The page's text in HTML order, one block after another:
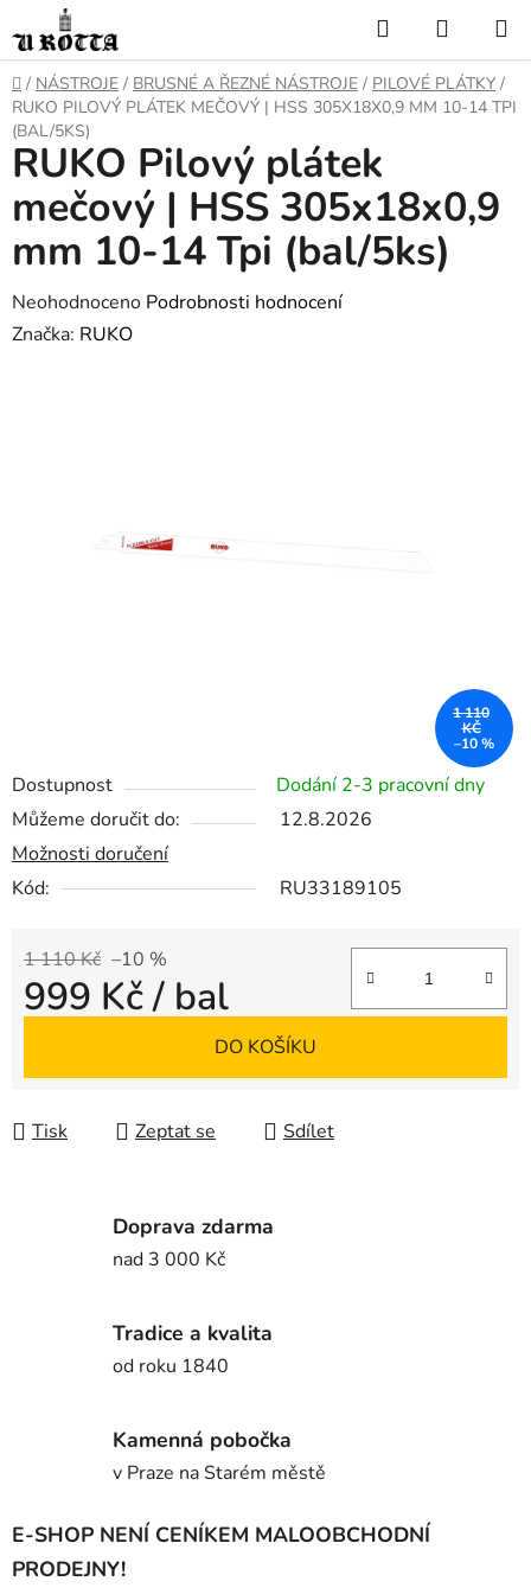
na
obsah
Hledat
KOŠÍK
DOMŮ
/ NÁSTROJE / BRUSNÉ A ŘEZNÉ NÁSTROJE / PILOVÉ PLÁTKY /
RUKO PILOVÝ PLÁTEK MEČOVÝ | HSS 305X18X0,9 MM 10-14 TPI
(BAL/5KS)
Dostupnost
Dodání 2-3 pracovní dny
Můžeme doručit do:
12.8.2026
Možnosti doručení
Kód:
RU33189105
1 110 Kč –10 %
999 Kč/ bal
DO KOŠÍKU
Tisk Zeptat se Sdílet
RUKO Pilový plátek
mečový | HSS 305x18x0,9
mm 10-14 Tpi (bal/5ks)
Průměrné
hodnocení
Neohodnoceno Podrobnosti hodnocení
Značka: RUKO
1 110
KČ
–10 %
Doprava zdarma
nad 3 000 Kč
Tradice a kvalita
od roku 1840
Kamenná pobočka
v Praze na Starém městě
E-SHOP NENÍ CENÍKEM MALOOBCHODNÍ
PRODEJNY!